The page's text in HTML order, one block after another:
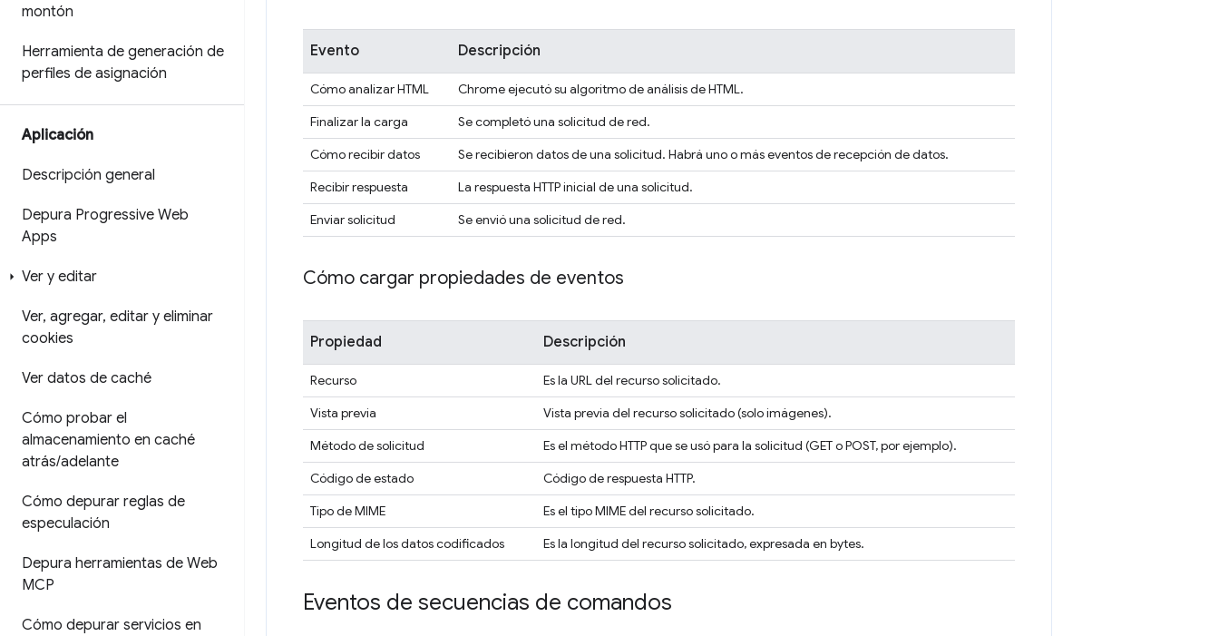
montón
Herramienta de generación de
perfiles de asignación
Aplicación
Descripción general
Depura Progressive Web
Apps
Ver y editar
Ver, agregar, editar y eliminar
cookies
Ver datos de caché
Cómo probar el
almacenamiento en caché
atrás/adelante
Cómo depurar reglas de
especulación
Depura herramientas de Web
MCP
Cómo depurar servicios en
Evento Descripción
Cómo analizar HTML
Chrome ejecutó su algoritmo de análisis de HTML.
Finalizar la carga
Se completó una solicitud de red.
Cómo recibir datos
Se recibieron datos de una solicitud. Habrá uno o más eventos de recepción de datos.
Recibir respuesta
La respuesta HTTP inicial de una solicitud.
Enviar solicitud
Se envió una solicitud de red.
Cómo cargar propiedades de eventos
Propiedad Descripción
Recurso
Es la URL del recurso solicitado.
Vista previa
Vista previa del recurso solicitado (solo imágenes).
Método de solicitud
Es el método HTTP que se usó para la solicitud (GET o POST, por ejemplo).
Código de estado
Código de respuesta HTTP.
Tipo de MIME
Es el tipo MIME del recurso solicitado.
Longitud de los datos codificados
Es la longitud del recurso solicitado, expresada en bytes.
Eventos de secuencias de comandos